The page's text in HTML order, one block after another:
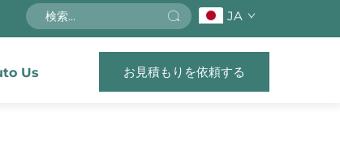
JA
Us お見積もりを依頼する